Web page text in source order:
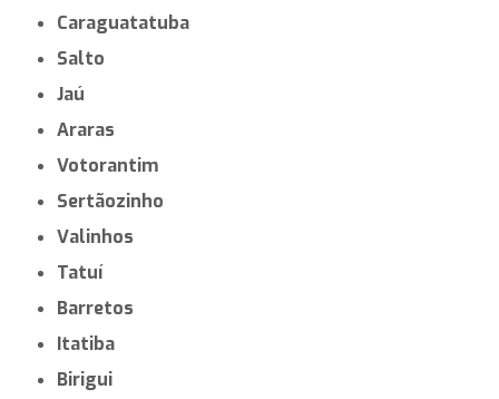
Caraguatatuba
Salto
Jaú
Araras
Votorantim
Sertãozinho
Valinhos
Tatuí
Barretos
Itatiba
Birigui